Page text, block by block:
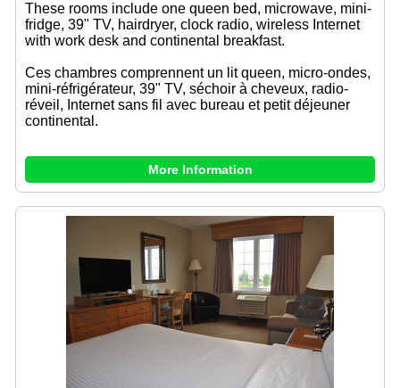
These rooms include one queen bed, microwave, mini-
fridge, 39" TV, hairdryer, clock radio, wireless Internet
with work desk and continental breakfast.
Ces chambres comprennent un lit queen, micro-ondes,
mini-réfrigérateur, 39" TV, séchoir à cheveux, radio-
réveil, Internet sans fil avec bureau et petit déjeuner
continental.
More Information
Previous Next